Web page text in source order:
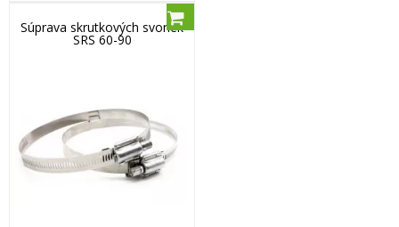
Súprava skrutkových svoriek
SRS 60-90